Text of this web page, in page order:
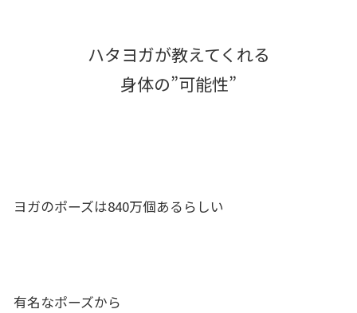
ハタヨガが教えてくれる
身体の”可能性”
ヨガのポーズは840万個あるらしい
有名なポーズから